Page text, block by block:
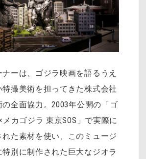
ーは、ゴジラ映画を語るうえ
特撮美術を担ってきた株式会社
全面協力。2003年公開の「ゴ
メカゴジラ 東京SOS」で実際に
た素材を使い、このミュージ
別に制作された巨大なジオラ